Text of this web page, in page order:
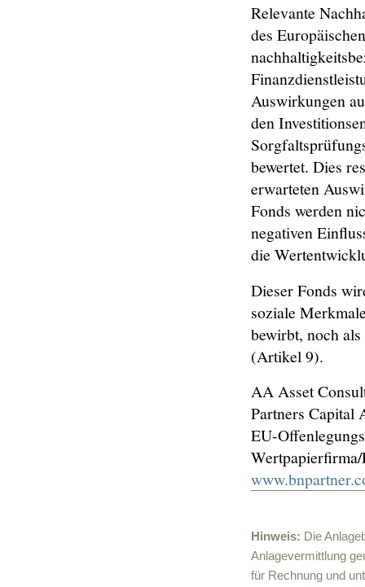
Relevante
des
Auswirkungen
den
bewertet. Dies
erwarteten
Fonds werden
negativen
die
Dieser Fonds
soziale
bewirbt, noch
(Artikel 9).
AA Asset
Partners Capital
EU-
Hinweis: Die
Anlagevermittlung
für Rechnung und